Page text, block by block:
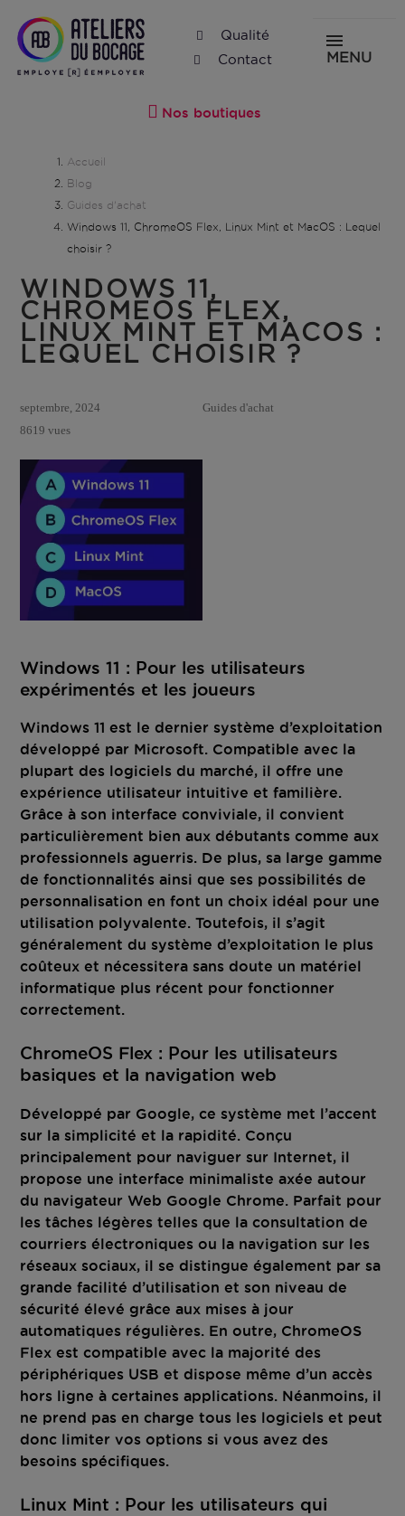
Qualité
Contact
MENU
Nos boutiques
Accueil
Blog
Guides d'achat
Windows 11, ChromeOS Flex, Linux Mint et MacOS : Lequel
choisir ?
WINDOWS 11,
CHROMEOS FLEX,
LINUX MINT ET MACOS :
LEQUEL CHOISIR ?
septembre, 2024
Guides d'achat
8619 vues
Windows 11 : Pour les utilisateurs
expérimentés et les joueurs
Windows 11 est le dernier système d’exploitation
développé par Microsoft. Compatible avec la
plupart des logiciels du marché, il offre une
expérience utilisateur intuitive et familière.
Grâce à son interface conviviale, il convient
particulièrement bien aux débutants comme aux
professionnels aguerris. De plus, sa large gamme
de fonctionnalités ainsi que ses possibilités de
personnalisation en font un choix idéal pour une
utilisation polyvalente. Toutefois, il s’agit
généralement du système d’exploitation le plus
coûteux et nécessitera sans doute un matériel
informatique plus récent pour fonctionner
correctement.
ChromeOS Flex : Pour les utilisateurs
basiques et la navigation web
Développé par Google, ce système met l’accent
sur la simplicité et la rapidité. Conçu
principalement pour naviguer sur Internet, il
propose une interface minimaliste axée autour
du navigateur Web Google Chrome. Parfait pour
les tâches légères telles que la consultation de
courriers électroniques ou la navigation sur les
réseaux sociaux, il se distingue également par sa
grande facilité d’utilisation et son niveau de
sécurité élevé grâce aux mises à jour
automatiques régulières. En outre, ChromeOS
Flex est compatible avec la majorité des
périphériques USB et dispose même d’un accès
hors ligne à certaines applications. Néanmoins, il
ne prend pas en charge tous les logiciels et peut
donc limiter vos options si vous avez des
besoins spécifiques.
Linux Mint : Pour les utilisateurs qui